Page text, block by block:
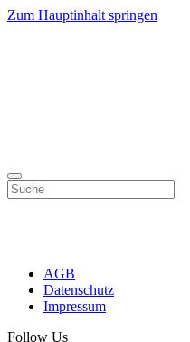
Zum Hauptinhalt springen
AGB
Datenschutz
Impressum
Follow Us